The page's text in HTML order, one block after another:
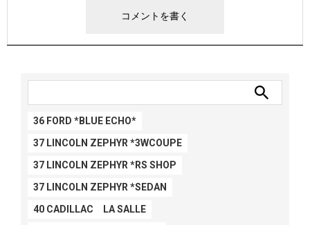
36 FORD *BLUE ECHO*
37 LINCOLN ZEPHYR *3WCOUPE
37 LINCOLN ZEPHYR *RS SHOP
37 LINCOLN ZEPHYR *SEDAN
40 CADILLAC LA SALLE